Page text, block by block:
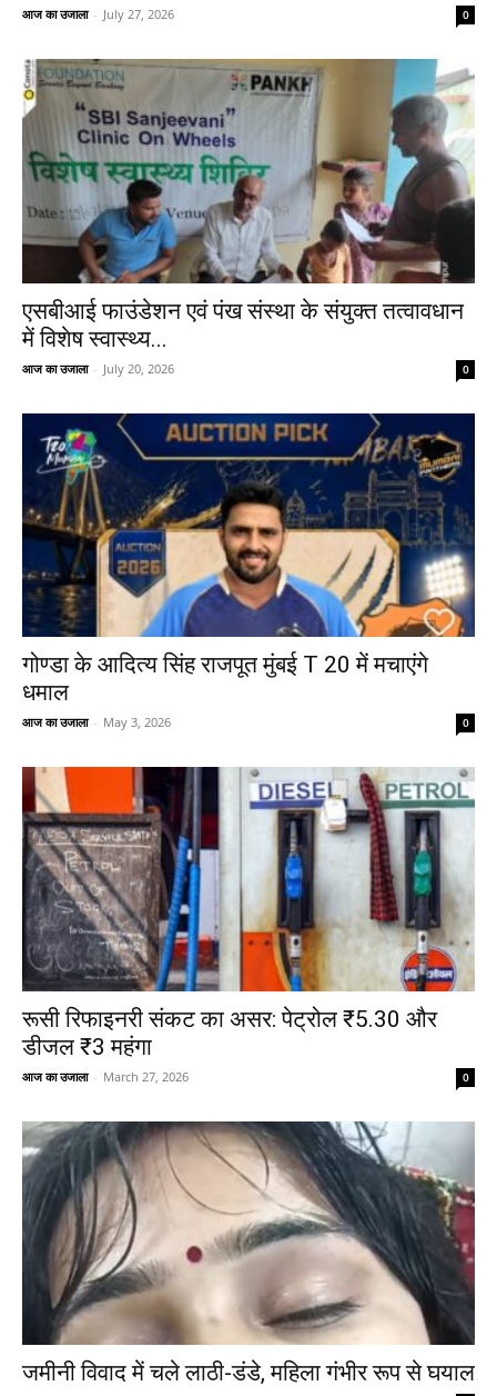
आज का उजाला - July 27, 2026 0
एसबीआई फाउंडेशन एवं पंख संस्था के संयुक्त तत्वावधान
में विशेष स्वास्थ्य...
आज का उजाला - July 20, 2026 0
गोण्डा के आदित्य सिंह राजपूत मुंबई T 20 में मचाएंगे
धमाल
आज का उजाला - May 3, 2026 0
रूसी रिफाइनरी संकट का असर: पेट्रोल ₹5.30 और
डीजल ₹3 महंगा
आज का उजाला - March 27, 2026 0
जमीनी विवाद में चले लाठी-डंडे, महिला गंभीर रूप से घयाल